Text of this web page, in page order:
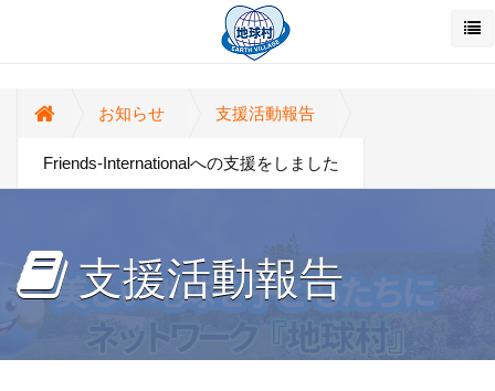
お知らせ 支援活動報告
Friends-Internationalへの支援をしました
支援活動報告